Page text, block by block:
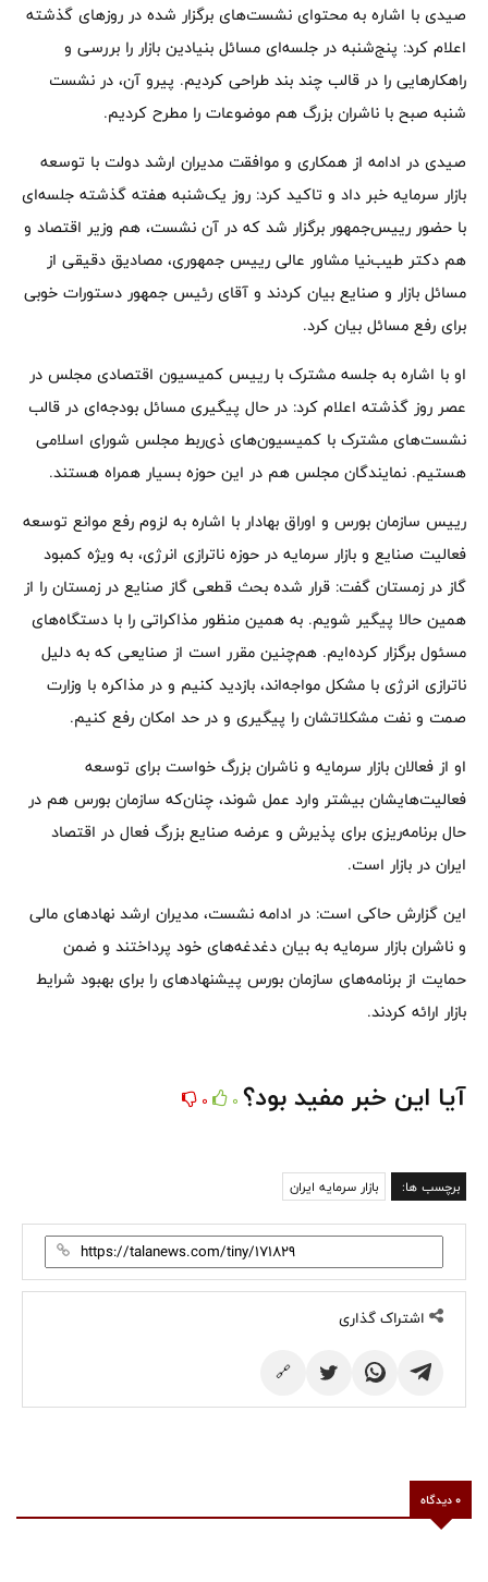
صیدی با اشاره به محتوای نشست‌های برگزار شده در روزهای گذشته
اعلام کرد: پنج‌شنبه در جلسه‌ای مسائل بنیادین بازار را بررسی و
راهکارهایی را در قالب چند بند طراحی کردیم. پیرو آن، در نشست
شنبه صبح با ناشران بزرگ هم موضوعات را مطرح کردیم.
صیدی در ادامه از همکاری و موافقت مدیران ارشد دولت با توسعه
بازار سرمایه خبر داد و تاکید کرد: روز یک‌شنبه هفته گذشته جلسه‌ای
با حضور رییس‌جمهور برگزار شد که در آن نشست، هم وزیر اقتصاد و
هم دکتر طیب‌نیا مشاور عالی رییس جمهوری، مصادیق دقیقی از
مسائل بازار و صنایع بیان کردند و آقای رئیس جمهور دستورات خوبی
برای رفع مسائل بیان کرد.
او با اشاره به جلسه مشترک با رییس کمیسیون اقتصادی مجلس در
عصر روز گذشته اعلام کرد: در حال پیگیری مسائل بودجه‌ای در قالب
نشست‌های مشترک با کمیسیون‌های ذی‌ربط مجلس شورای اسلامی
هستیم. نمایندگان مجلس هم در این حوزه بسیار همراه هستند.
رییس سازمان بورس و اوراق بهادار با اشاره به لزوم رفع موانع توسعه
فعالیت صنایع و بازار سرمایه در حوزه ناترازی انرژی، به ویژه کمبود
گاز در زمستان گفت: قرار شده بحث قطعی گاز صنایع در زمستان را از
همین حالا پیگیر شویم. به همین منظور مذاکراتی را با دستگاه‌های
مسئول برگزار کرده‌ایم. هم‌چنین مقرر است از صنایعی که به دلیل
ناترازی انرژی با مشکل مواجه‌اند، بازدید کنیم و در مذاکره با وزارت
صمت و نفت مشکلاتشان را پیگیری و در حد امکان رفع کنیم.
او از فعالان بازار سرمایه و ناشران بزرگ خواست برای توسعه
فعالیت‌هایشان بیشتر وارد عمل شوند، چنان‌که سازمان بورس هم در
حال برنامه‌ریزی برای پذیرش و عرضه صنایع بزرگ فعال در اقتصاد
ایران در بازار است.
این گزارش حاکی است: در ادامه نشست، مدیران ارشد نهادهای مالی
و ناشران بازار سرمایه به بیان دغدغه‌های خود پرداختند و ضمن
حمایت از برنامه‌های سازمان بورس پیشنهادهای را برای بهبود شرایط
بازار ارائه کردند.
آیا این خبر مفید بود؟ 0
0
برچسب ها: بازار سرمایه ایران
اشتراک گذاری
🔗
0 دیدگاه